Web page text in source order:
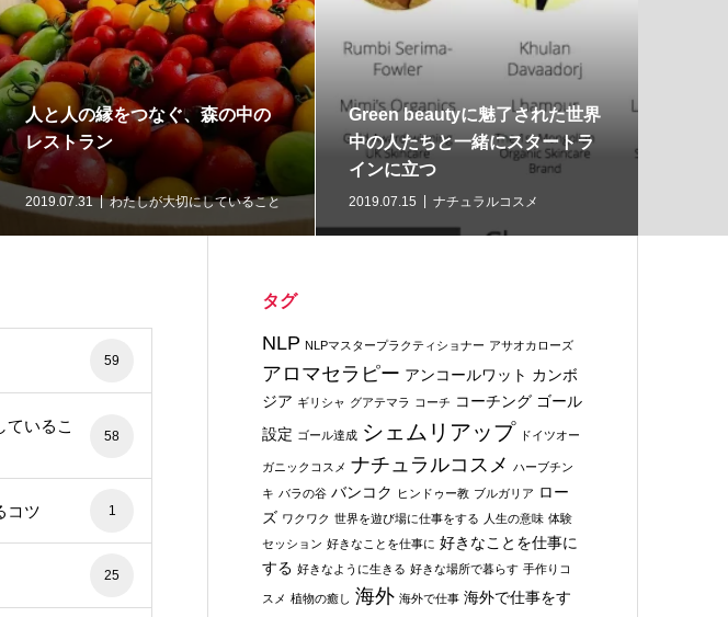
人と人の縁をつなぐ、森の中の
レストラン
2019.07.31 わたしが大切にしていること
Green beautyに魅了された世界
中の人たちと一緒にスタートラ
インに立つ
2019.07.15 ナチュラルコスメ
59
ているこ
58
コツ 1
25
タグ
NLP NLPマスタープラクティショナー アサオカローズ
アロマセラピー アンコールワット カンボ
ジア ギリシャ グアテマラ コーチ コーチング ゴール
設定 ゴール達成 シェムリアップ ドイツオー
ガニックコスメ ナチュラルコスメ
ハーブチン
キ バラの谷 バンコク ヒンドゥー教 ブルガリア ロー
ズ ワクワク 世界を遊び場に仕事をする 人生の意味 体験
セッション 好きなことを仕事に 好きなことを仕事に
する 好きなように生きる 好きな場所で暮らす 手作りコ
スメ 植物の癒し 海外 海外で仕事 海外で仕事をす